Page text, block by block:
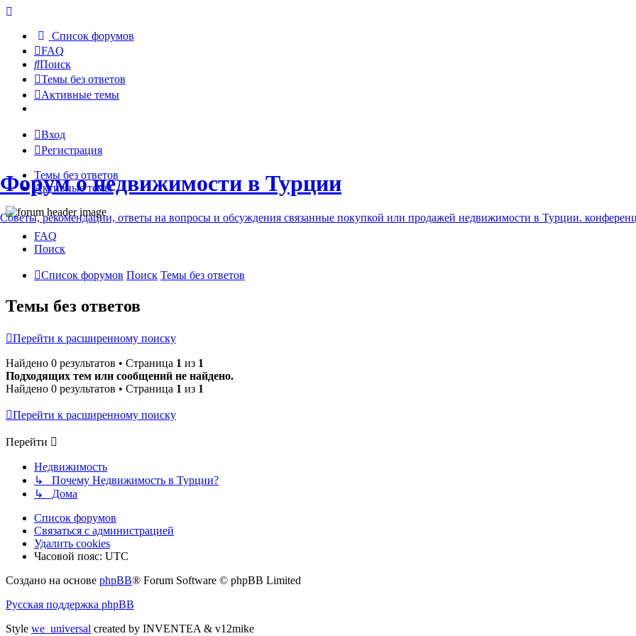
Список форумов
FAQ
Поиск
Темы без ответов
Активные темы
Вход
Регистрация
Темы без ответов
Активные темы
Форум о недвижимости в Турции
Советы, рекомендации, ответы на вопросы и обсуждения связанные покупкой или продажей недвижимости в Турции.
FAQ
Поиск
Список форумов Поиск Темы без ответов
Темы без ответов
Перейти к расширенному поиску
Найдено 0 результатов • Страница 1 из 1
Подходящих тем или сообщений не найдено.
Найдено 0 результатов • Страница 1 из 1
Перейти к расширенному поиску
Перейти
Недвижимость
↳ Почему Недвижимость в Турции?
↳ Дома
Список форумов
Связаться с администрацией
Удалить cookies
Часовой пояс: UTC
Создано на основе phpBB® Forum Software © phpBB Limited
Русская поддержка phpBB
Style we_universal created by INVENTEA & v12mike